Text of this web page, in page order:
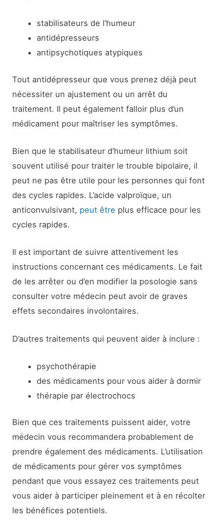
stabilisateurs de l’humeur
antidépresseurs
antipsychotiques atypiques
Tout antidépresseur que vous prenez déjà peut
nécessiter un ajustement ou un arrêt du
traitement. Il peut également falloir plus d’un
médicament pour maîtriser les symptômes.
Bien que le stabilisateur d’humeur lithium soit
souvent utilisé pour traiter le trouble bipolaire, il
peut ne pas être utile pour les personnes qui font
des cycles rapides. L’acide valproïque, un
anticonvulsivant, peut être plus efficace pour les
cycles rapides.
Il est important de suivre attentivement les
instructions concernant ces médicaments. Le fait
de les arrêter ou d’en modifier la posologie sans
consulter votre médecin peut avoir de graves
effets secondaires involontaires.
D’autres traitements qui peuvent aider à inclure :
psychothérapie
des médicaments pour vous aider à dormir
thérapie par électrochocs
Bien que ces traitements puissent aider, votre
médecin vous recommandera probablement de
prendre également des médicaments. L’utilisation
de médicaments pour gérer vos symptômes
pendant que vous essayez ces traitements peut
vous aider à participer pleinement et à en récolter
les bénéfices potentiels.